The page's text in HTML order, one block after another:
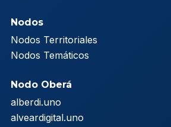
Nodos
Nodos Territoriales
Nodos Temáticos
Nodo Oberá
alberdi.uno
alveardigital.uno